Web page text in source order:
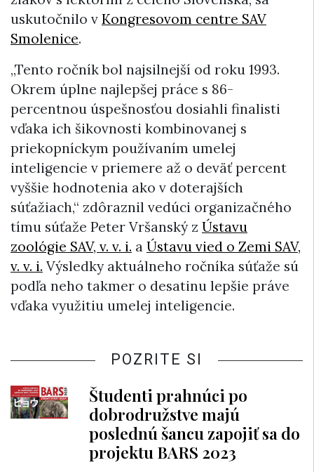
uskutočnilo v Kongresovom centre SAV
Smolenice.
„Tento ročník bol najsilnejší od roku 1993.
Okrem úplne najlepšej práce s 86-
percentnou úspešnosťou dosiahli finalisti
vďaka ich šikovnosti kombinovanej s
priekopníckym používaním umelej
inteligencie v priemere až o deväť percent
vyššie hodnotenia ako v doterajších
súťažiach,“ zdôraznil vedúci organizačného
tímu súťaže Peter Vršanský z Ústavu
zoológie SAV, v. v. i. a Ústavu vied o Zemi SAV,
v. v. i. Výsledky aktuálneho ročníka súťaže sú
podľa neho takmer o desatinu lepšie práve
vďaka využitiu umelej inteligencie.
POZRITE SI
Študenti prahnúci po
dobrodružstve majú
poslednú šancu zapojiť sa do
projektu BARS 2023